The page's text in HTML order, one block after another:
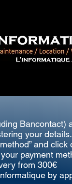
Bancontact)
your
and click
payment
from 300€
by